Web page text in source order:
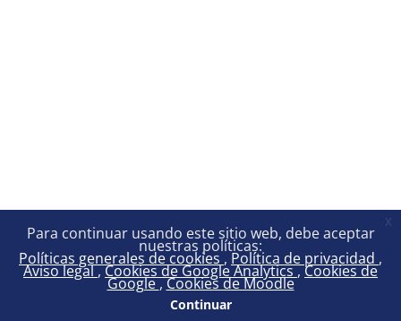
Para continuar usando este sitio web, debe aceptar
nuestras políticas:
Políticas generales de cookies Política de privacidad
Aviso legal Cookies de Google Analytics Cookies de
Google Cookies de Moodle
Continuar
x